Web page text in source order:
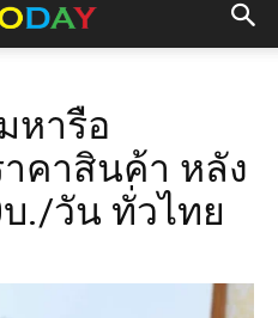
หารือ
คาสินค้า หลัง
./วัน ทั่วไทย